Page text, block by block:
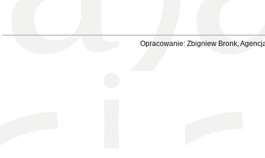
Opracowanie: Zbigniew Bronk,